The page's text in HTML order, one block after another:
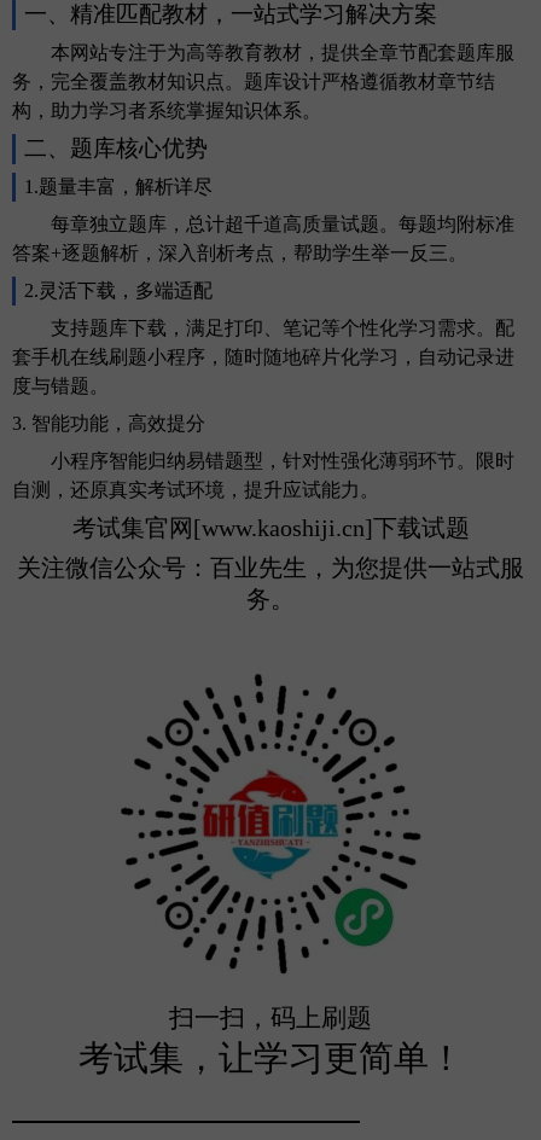
一、精准匹配教材，一站式学习解决方案
本网站专注于为高等教育教材，提供全章节配套题库服
务，完全覆盖教材知识点。题库设计严格遵循教材章节结
构，助力学习者系统掌握知识体系。
二、题库核心优势
1.题量丰富， 解析详尽
每章独立题库，总计超千道高质量试题。每题均附标准
答案+逐题解析 ，深入剖析考点，帮助学生举一反三。
2.灵活下载，多端适配
支持题库下载，满足打印、笔记等个性化学习需求。配
套手机在线刷题小程序，随时随地碎片化学习，自动记录进
度与错题。
3. 智能功能，高效提分
小程序智能归纳易错题型，针对性强化薄弱环节。限时
自测，还原真实考试环境，提升应试能力。
考试集官网[www.kaoshiji.cn]下载试题
关注微信公众号：百业先生，为您提供一站式服
务。
扫一扫，码上刷题
考试集，让学习更简单！